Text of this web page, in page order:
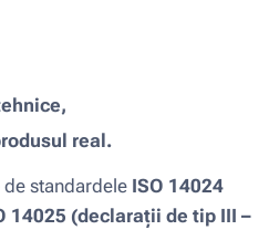
real.
standardele ISO 14024
14025 (declarații de tip III –